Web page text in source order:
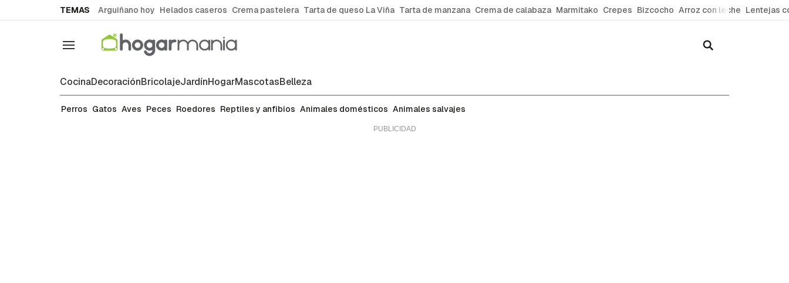
TEMAS Arguiñano hoy Helados caseros Crema pastelera Tarta de queso La Viña Tarta de manzana Crema de calabaza Marmitako Crepes Bizcocho Arroz con leche Lentejas
Navegación
CocinaDecoraciónBricolajeJardínHogarMascotasBelleza
Gatos
Perros Gatos Aves Peces Roedores Reptiles y anfibios Animales domésticos Animales salvajes